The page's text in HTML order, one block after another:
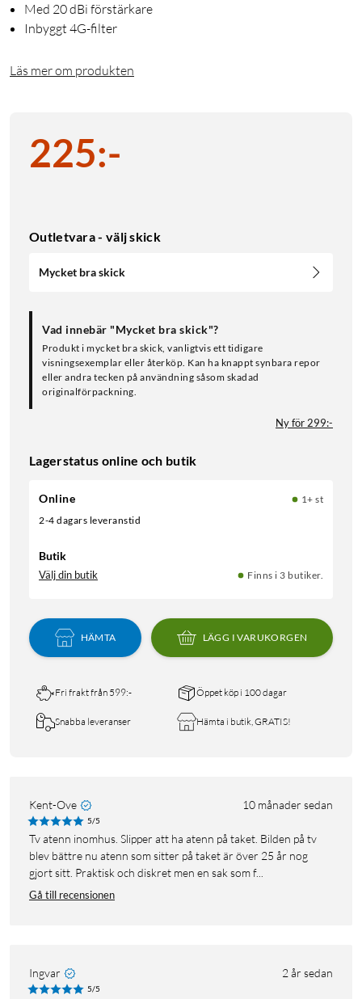
Med 20 dBi förstärkare
Inbyggt 4G-filter
Läs mer om produkten
225:-
Outletvara - välj skick
Mycket bra skick
Vad innebär "Mycket bra skick"?
Produkt i mycket bra skick, vanligtvis ett tidigare
visningsexemplar eller återköp. Kan ha knappt synbara repor
eller andra tecken på användning såsom skadad
originalförpackning.
Ny för 299:-
Lagerstatus online och butik
Online
1+ st
2-4 dagars leveranstid
Butik
Välj din butik Finns i 3 butiker.
HÄMTA LÄGG I VARUKORGEN
Fri frakt från 599:- Öppet köp i 100 dagar
Snabba leveranser Hämta i butik, GRATIS!
Kent-Ove 10 månader sedan
5/5
Tv atenn inomhus. Slipper att ha atenn på taket. Bilden på tv
blev bättre nu atenn som sitter på taket är över 25 år nog
gjort sitt. Praktisk och diskret men en sak som f...
Gå till recensionen
Ingvar 2 år sedan
5/5